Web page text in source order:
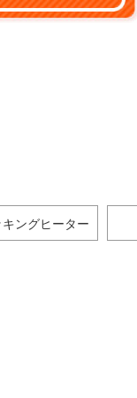
ングヒーター